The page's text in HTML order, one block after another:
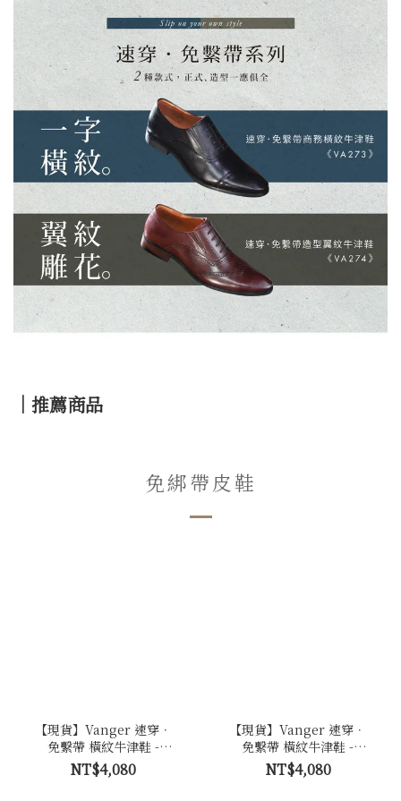
｜推薦商品
免綁帶皮鞋
【現貨】Vanger 速穿．
免繫帶 橫紋牛津鞋 -
Va301棕
NT$4,080
【現貨】Vanger 速穿．
免繫帶 橫紋牛津鞋 -
Va301咖
NT$4,080